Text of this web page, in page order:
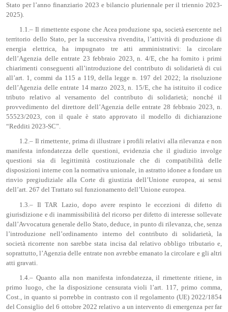
Stato per l’anno finanziario 2023 e bilancio pluriennale per il triennio 2023-
2025).
1.1.– Il rimettente espone che Acea produzione spa, società esercente nel
territorio dello Stato, per la successiva rivendita, l’attività di produzione di
energia elettrica, ha impugnato tre atti amministrativi: la circolare
dell’Agenzia delle entrate 23 febbraio 2023, n. 4/E, che ha fornito i primi
chiarimenti conseguenti all’introduzione del contributo di solidarietà di cui
all’art. 1, commi da 115 a 119, della legge n. 197 del 2022; la risoluzione
dell’Agenzia delle entrate 14 marzo 2023, n. 15/E, che ha istituito il codice
tributo relativo al versamento del contributo di solidarietà; nonché il
provvedimento del direttore dell’Agenzia delle entrate 28 febbraio 2023, n.
55523/2023, con il quale è stato approvato il modello di dichiarazione
“Redditi 2023-SC”.
1.2.– Il rimettente, prima di illustrare i profili relativi alla rilevanza e non
manifesta infondatezza delle questioni, evidenzia che il giudizio involge
questioni sia di legittimità costituzionale che di compatibilità delle
disposizioni interne con la normativa unionale, in astratto idonee a fondare un
rinvio pregiudiziale alla Corte di giustizia dell’Unione europea, ai sensi
dell’art. 267 del Trattato sul funzionamento dell’Unione europea.
1.3.– Il TAR Lazio, dopo avere respinto le eccezioni di difetto di
giurisdizione e di inammissibilità del ricorso per difetto di interesse sollevate
dall’Avvocatura generale dello Stato, deduce, in punto di rilevanza, che, senza
l’introduzione nell’ordinamento interno del contributo di solidarietà, la
società ricorrente non sarebbe stata incisa dal relativo obbligo tributario e,
soprattutto, l’Agenzia delle entrate non avrebbe emanato la circolare e gli altri
atti gravati.
1.4.– Quanto alla non manifesta infondatezza, il rimettente ritiene, in
primo luogo, che la disposizione censurata violi l’art. 117, primo comma,
Cost., in quanto si porrebbe in contrasto con il regolamento (UE) 2022/1854
del Consiglio del 6 ottobre 2022 relativo a un intervento di emergenza per far